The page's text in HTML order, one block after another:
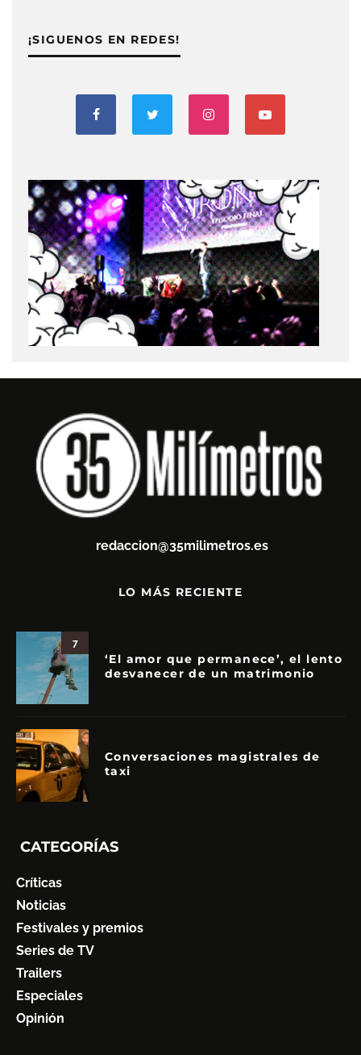
¡SIGUENOS EN REDES!
redaccion@35milimetros.es
LO MÁS RECIENTE
7
‘El amor que permanece’, el lento
desvanecer de un matrimonio
Conversaciones magistrales de
taxi
CATEGORÍAS
Críticas
Noticias
Festivales y premios
Series de TV
Trailers
Especiales
Opinión